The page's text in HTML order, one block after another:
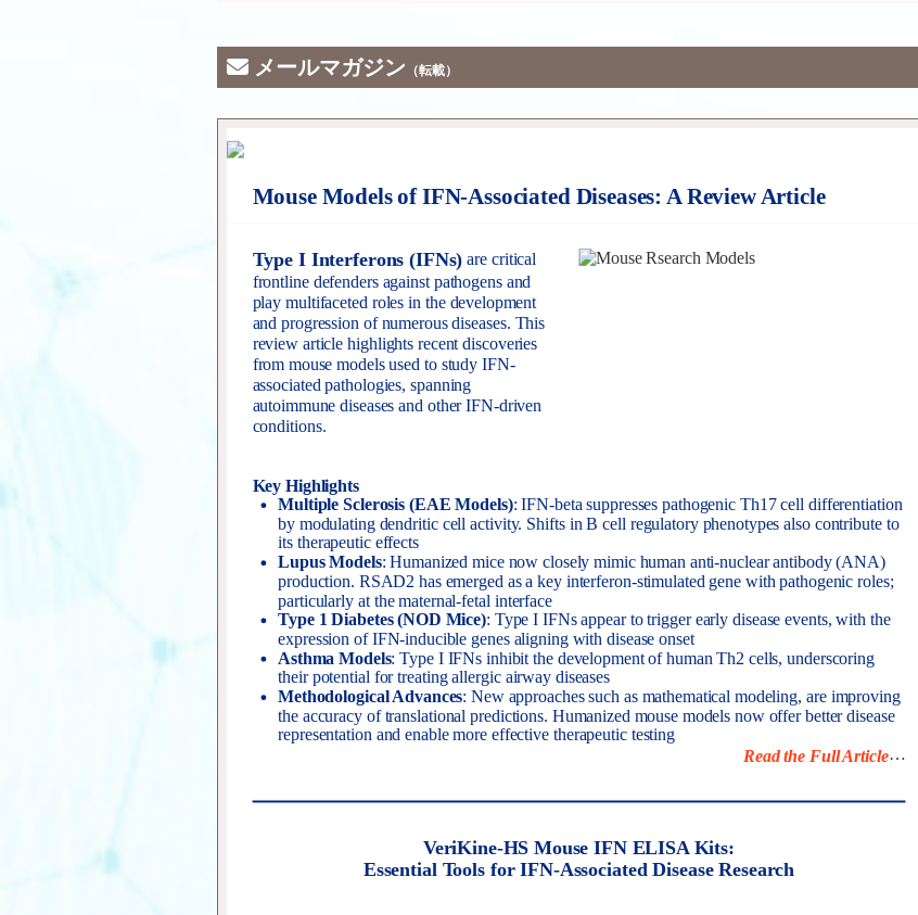
メールマガジン （転載）
Mouse Models of IFN-Associated Diseases: A Review Article
Type I Interferons (IFNs)are critical
frontline defenders against pathogens and
play multifaceted roles in the development
and progression of numerous diseases. This
review article highlights recent discoveries
from mouse models used to study IFN-
associated pathologies, spanning
autoimmune diseases and other IFN-driven
conditions.
Key Highlights
Multiple Sclerosis (EAE Models): IFN-beta suppresses pathogenic Th17 cell differentiation
by modulating dendritic cell activity. Shifts in B cell regulatory phenotypes also contribute to
its therapeutic effects
Lupus Models: Humanized mice now closely mimic human anti-nuclear antibody (ANA)
production. RSAD2 has emerged as a key interferon-stimulated gene with pathogenic roles;
particularly at the maternal-fetal interface
Type 1 Diabetes (NOD Mice): Type I IFNs appear to trigger early disease events, with the
expression of IFN-inducible genes aligning with disease onset
Asthma Models: Type I IFNs inhibit the development of human Th2 cells, underscoring
their potential for treating allergic airway diseases
Methodological Advances: New approaches such as mathematical modeling, are improving
the accuracy of translational predictions. Humanized mouse models now offer better disease
representation and enable more effective therapeutic testing
Read the Full Article…
VeriKine-HS Mouse IFN ELISA Kits:
Essential Tools for IFN-Associated Disease Research